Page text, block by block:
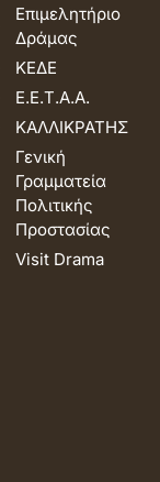
Επιμελητήριο
Δράμας
ΚΕΔΕ
Ε.Ε.Τ.Α.Α.
ΚΑΛΛΙΚΡΑΤΗΣ
Γενική
Γραμματεία
Πολιτικής
Προστασίας
Visit Drama